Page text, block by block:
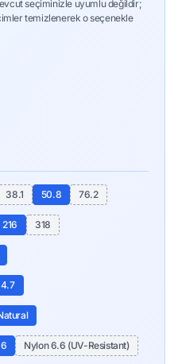
seçiminizle uyumlu değildir;
temizlenerek o seçenekle
38.1 50.8 76.2
216 318
4.7
Nylon 6.6 (UV-Resistant)